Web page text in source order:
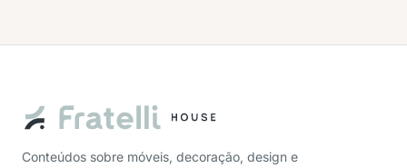
Conteúdos sobre móveis, decoração, design e